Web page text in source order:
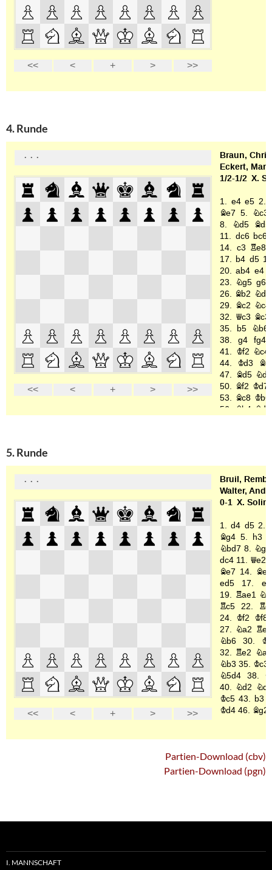
4. Runde
5. Runde
Partien-Download (cbv)
Partien-Download (pgn)
I. MANNSCHAFT